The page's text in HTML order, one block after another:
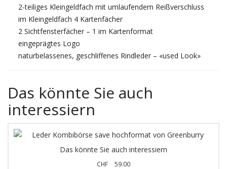
2-teiliges Kleingeldfach mit umlaufendem Reißverschluss
im Kleingeldfach 4 Kartenfächer
2 Sichtfensterfächer – 1 im Kartenformat
eingeprägtes Logo
naturbelassenes, geschliffenes Rindleder – «used Look»
Das könnte Sie auch
interessiern
Das könnte Sie auch interessiern
CHF
59.00